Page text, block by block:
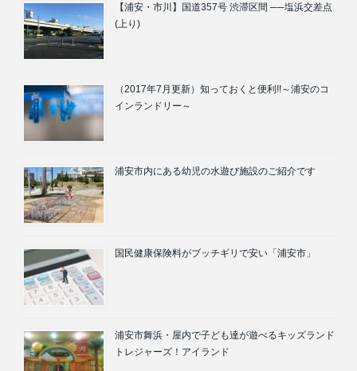
【浦安・市川】国道357号 渋滞区間 ──塩浜交差点
(上り)
（2017年7月更新）知っておくと便利!!～浦安のコ
インランドリー～
浦安市内にある幼児の水遊び施設のご紹介です
国民健康保険料がブッチギリで安い「浦安市」
浦安市舞浜・屋内で子ども達が遊べるキッズランド
トレジャーズ！アイランド